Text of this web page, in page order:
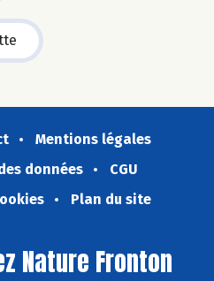
Mentions légales
données
CGU
Plan du site
Nature Fronton